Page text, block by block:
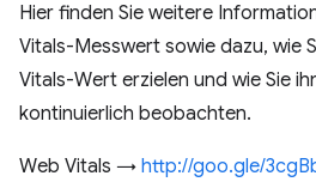
Hier finden Sie weitere
Vitals-Messwert sowie dazu, wie
Vitals-Wert erzielen und wie Sie
kontinuierlich beobachten.
Web Vitals → http://goo.gle/